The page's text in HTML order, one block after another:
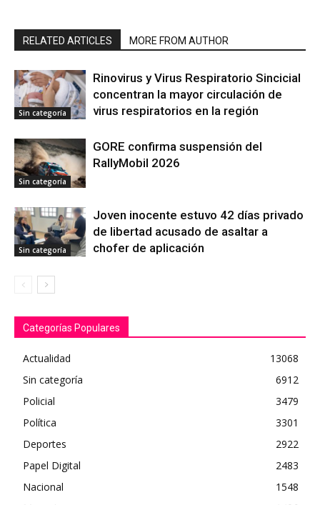
RELATED ARTICLES MORE FROM AUTHOR
Sin categoría
Rinovirus y Virus Respiratorio Sincicial
concentran la mayor circulación de
virus respiratorios en la región
Sin categoría
GORE confirma suspensión del
RallyMobil 2026
Sin categoría
Joven inocente estuvo 42 días privado
de libertad acusado de asaltar a
chofer de aplicación
Categorías Populares
Actualidad
13068
Sin categoría
6912
Policial
3479
Política
3301
Deportes
2922
Papel Digital
2483
Nacional
1548